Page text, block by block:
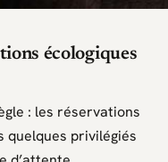
écologiques
: les réservations
quelques privilégiés